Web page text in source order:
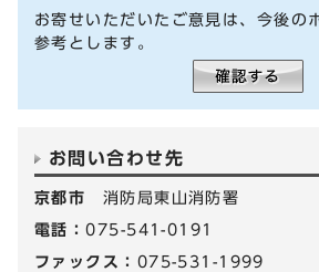
お寄せいただいたご意見は、今後の
参考とします。
お問い合わせ先
京都市 消防局東山消防署
電話：075-541-0191
ファックス： 075-531-1999